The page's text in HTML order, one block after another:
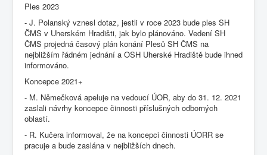
Ples 2023
- J. Polanský vznesl dotaz, jestli v roce 2023 bude ples SH
ČMS v Uherském Hradišti, jak bylo plánováno. Vedení SH
ČMS projedná časový plán konání Plesů SH ČMS na
nejbližším řádném jednání a OSH Uherské Hradiště bude ihned
informováno.
Koncepce 2021+
- M. Němečková apeluje na vedoucí ÚOR, aby do 31. 12. 2021
zaslali návrhy koncepce činnosti příslušných odborných
oblastí.
- R. Kučera informoval, že na koncepci činnosti ÚORR se
pracuje a bude zaslána v nejbližších dnech.